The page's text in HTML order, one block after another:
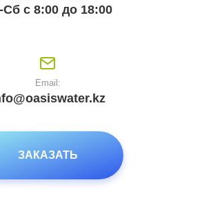
с 8:00 до 18:00
Email:
ЗАКАЗАТЬ